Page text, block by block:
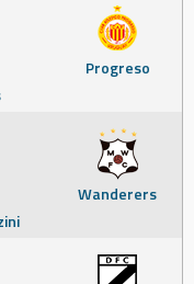
Progreso
Wanderers